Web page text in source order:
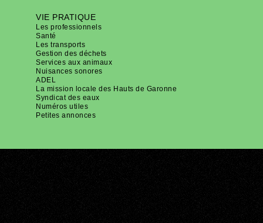
VIE PRATIQUE
Les professionnels
Santé
Les transports
Gestion des déchets
Services aux animaux
Nuisances sonores
ADEL
La mission locale des Hauts de Garonne
Syndicat des eaux
Numéros utiles
Petites annonces